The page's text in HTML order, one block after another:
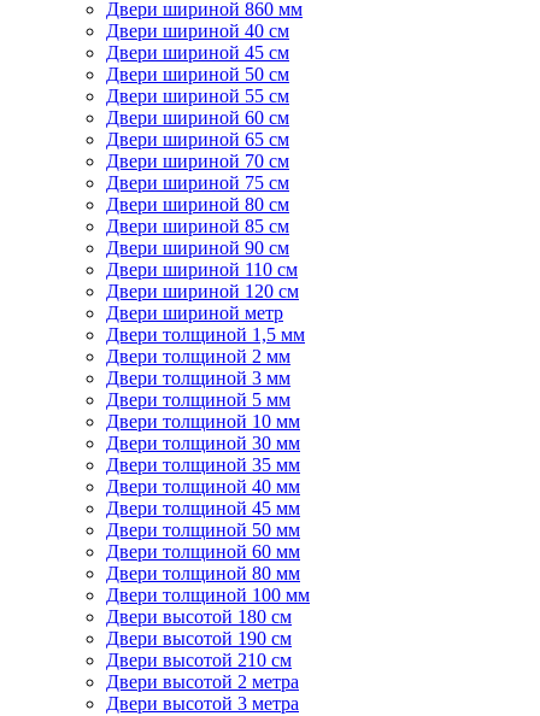
Двери шириной 860 мм
Двери шириной 40 см
Двери шириной 45 см
Двери шириной 50 см
Двери шириной 55 см
Двери шириной 60 см
Двери шириной 65 см
Двери шириной 70 см
Двери шириной 75 см
Двери шириной 80 см
Двери шириной 85 см
Двери шириной 90 см
Двери шириной 110 см
Двери шириной 120 см
Двери шириной метр
Двери толщиной 1,5 мм
Двери толщиной 2 мм
Двери толщиной 3 мм
Двери толщиной 5 мм
Двери толщиной 10 мм
Двери толщиной 30 мм
Двери толщиной 35 мм
Двери толщиной 40 мм
Двери толщиной 45 мм
Двери толщиной 50 мм
Двери толщиной 60 мм
Двери толщиной 80 мм
Двери толщиной 100 мм
Двери высотой 180 см
Двери высотой 190 см
Двери высотой 210 см
Двери высотой 2 метра
Двери высотой 3 метра